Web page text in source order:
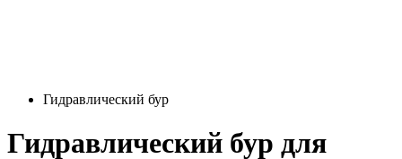
Гидравлический бур
Гидравлический бур для